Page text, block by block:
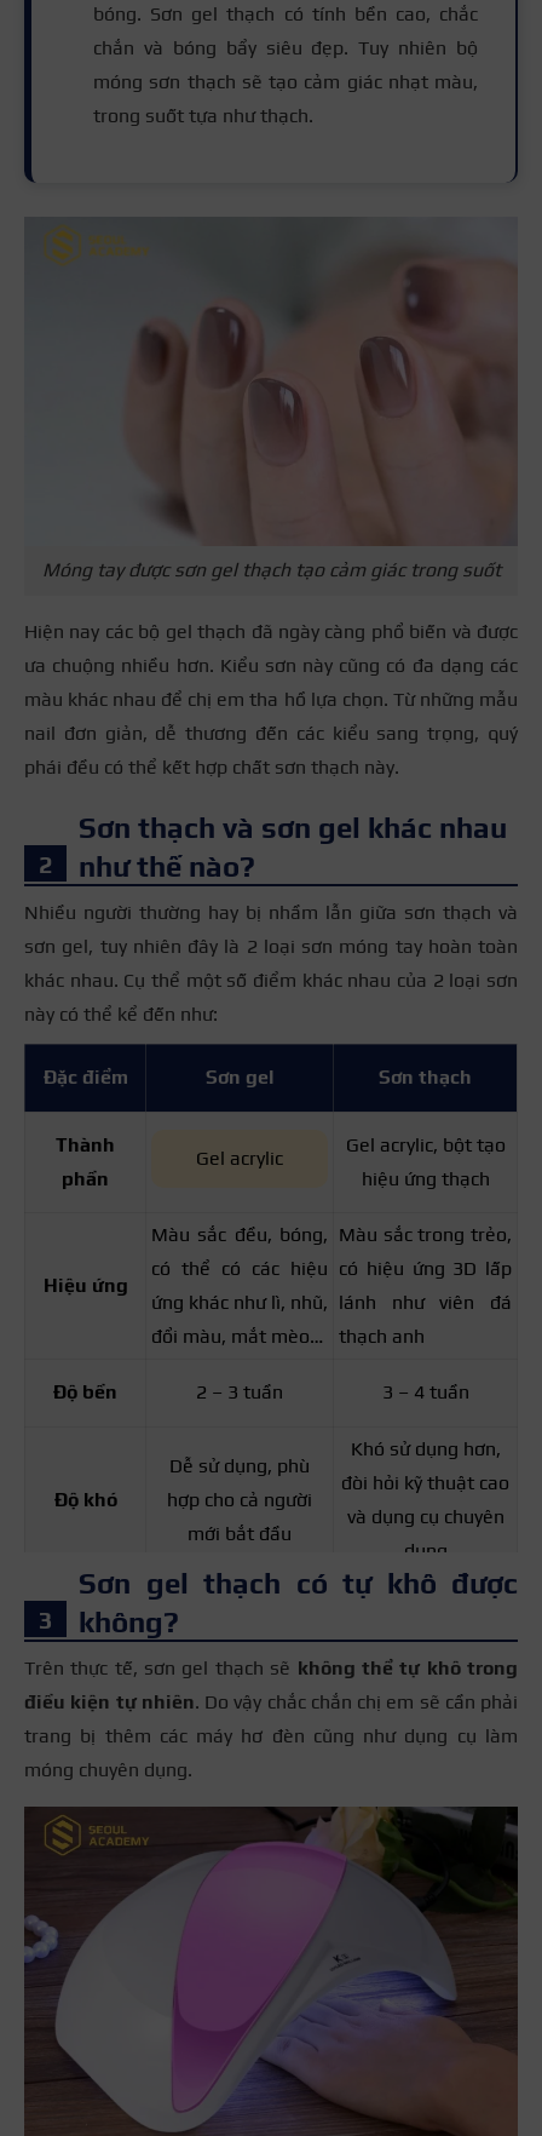
bóng. Sơn gel thạch có tính bền cao, chắc
chắn và bóng bẩy siêu đẹp. Tuy nhiên bộ
móng sơn thạch sẽ tạo cảm giác nhạt màu,
trong suốt tựa như thạch.
Móng tay được sơn gel thạch tạo cảm giác trong suốt
Hiện nay các bộ gel thạch đã ngày càng phổ biến và được
ưa chuộng nhiều hơn. Kiểu sơn này cũng có đa dạng các
màu khác nhau để chị em tha hồ lựa chọn. Từ những mẫu
nail đơn giản, dễ thương đến các kiểu sang trọng, quý
phái đều có thể kết hợp chất sơn thạch này.
Sơn thạch và sơn gel khác nhau
như thế nào?
Nhiều người thường hay bị nhầm lẫn giữa sơn thạch và
sơn gel, tuy nhiên đây là 2 loại sơn móng tay hoàn toàn
khác nhau. Cụ thể một số điểm khác nhau của 2 loại sơn
này có thể kể đến như:
Đặc điểm Sơn gel Sơn thạch
Thành
phần
Gel acrylic
Gel acrylic, bột tạo
hiệu ứng thạch
Hiệu ứng
Màu sắc đều, bóng,
có thể có các hiệu
ứng khác như lì, nhũ,
đổi màu, mắt mèo…
Màu sắc trong trẻo,
có hiệu ứng 3D lấp
lánh như viên đá
thạch anh
Độ bền 2 – 3 tuần 3 – 4 tuần
Độ khó
Dễ sử dụng, phù
hợp cho cả người
mới bắt đầu
Khó sử dụng hơn,
đòi hỏi kỹ thuật cao
và dụng cụ chuyên
dụng
Giá thành Rẻ
Ưu điểm
Đa dạng màu sắc
và các hiệu ứng
Dễ sử dụng
Hiệu ứng 3D độc
đáo, sang trọng
Bền màu hơn so
thường
Nhược điểm
móng, dễ bị bong
tróc nếu chăm sóc
không đúng cách và
va chạm mạnh
Đòi hỏi kỹ thuật
cao, giá thành cao
Cũng có thể gây tổn
thương móng nếu
có kinh nghiệm.
Sơn gel thạch có tự khô được
không?
Trên thực tế, sơn gel thạch sẽ không thể tự khô trong
điều kiện tự nhiên. Do vậy chắc chắn chị em sẽ cần phải
trang bị thêm các máy hơ đèn cũng như dụng cụ làm
móng chuyên dụng.